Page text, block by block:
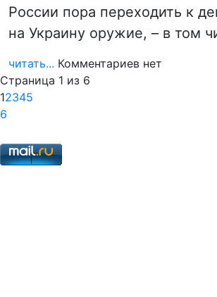
России пора переходить к
на Украину оружие, – в том
читать... Комментариев нет
Страница 1 из 6
12345
6